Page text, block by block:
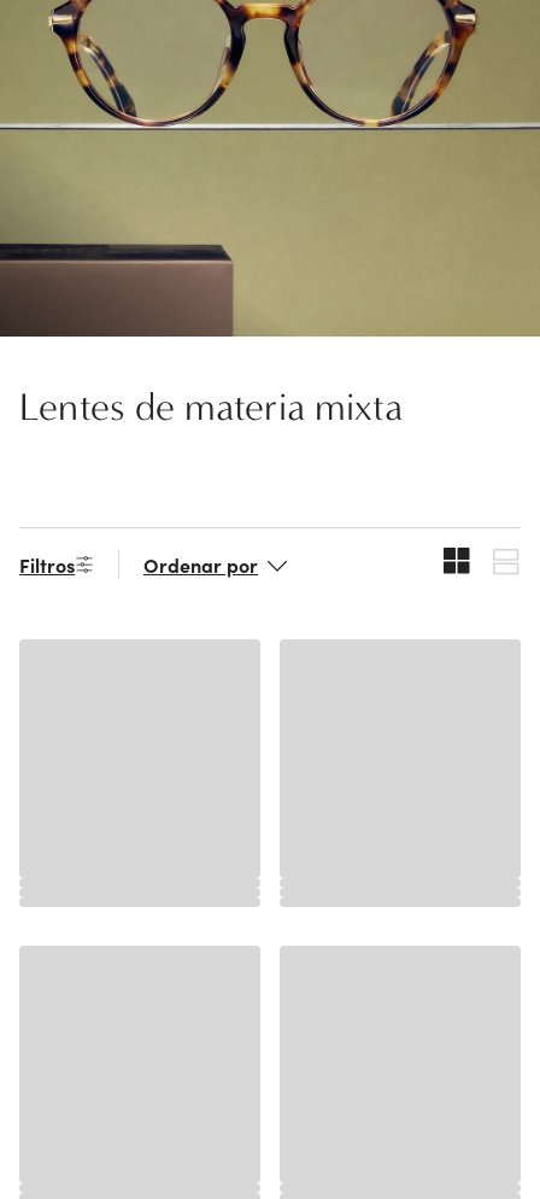
Lentes de materia mixta
Filtros Ordenar por